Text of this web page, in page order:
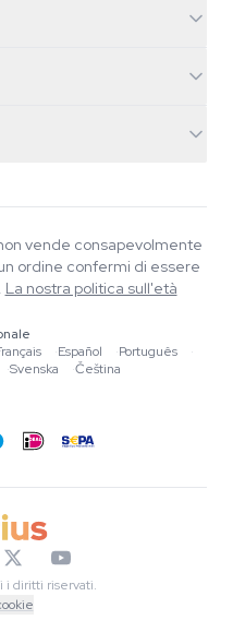
vende consapevolmente
ordine confermi di essere
La nostra politica sull'età
·Español ·Português
·
·Svenska ·Čeština
i diritti riservati.